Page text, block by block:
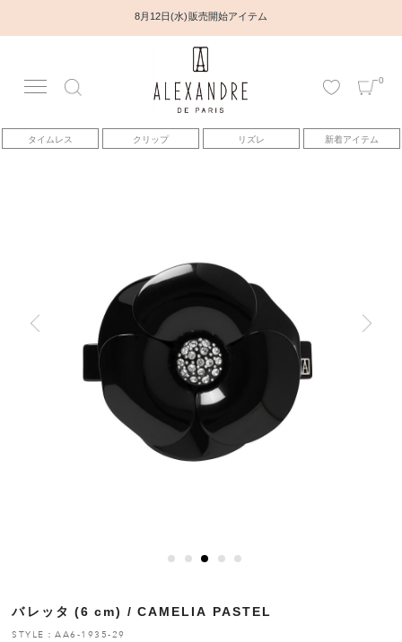
8月12日(水) 販売開始アイテム
0
タイムレス クリップ リズレ 新着アイテム
アカウント
アイテム
トピックス
ヒストリー
お修理について
バレッタ (6 cm) / CAMELIA PASTEL
STYLE：AA6-1935-29